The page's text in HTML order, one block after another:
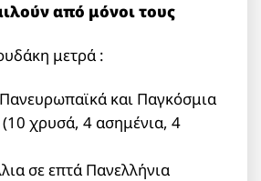
από μόνοι τους
μετρά :
και Παγκόσμια
χρυσά, 4 ασημένια, 4
σε επτά Πανελλήνια